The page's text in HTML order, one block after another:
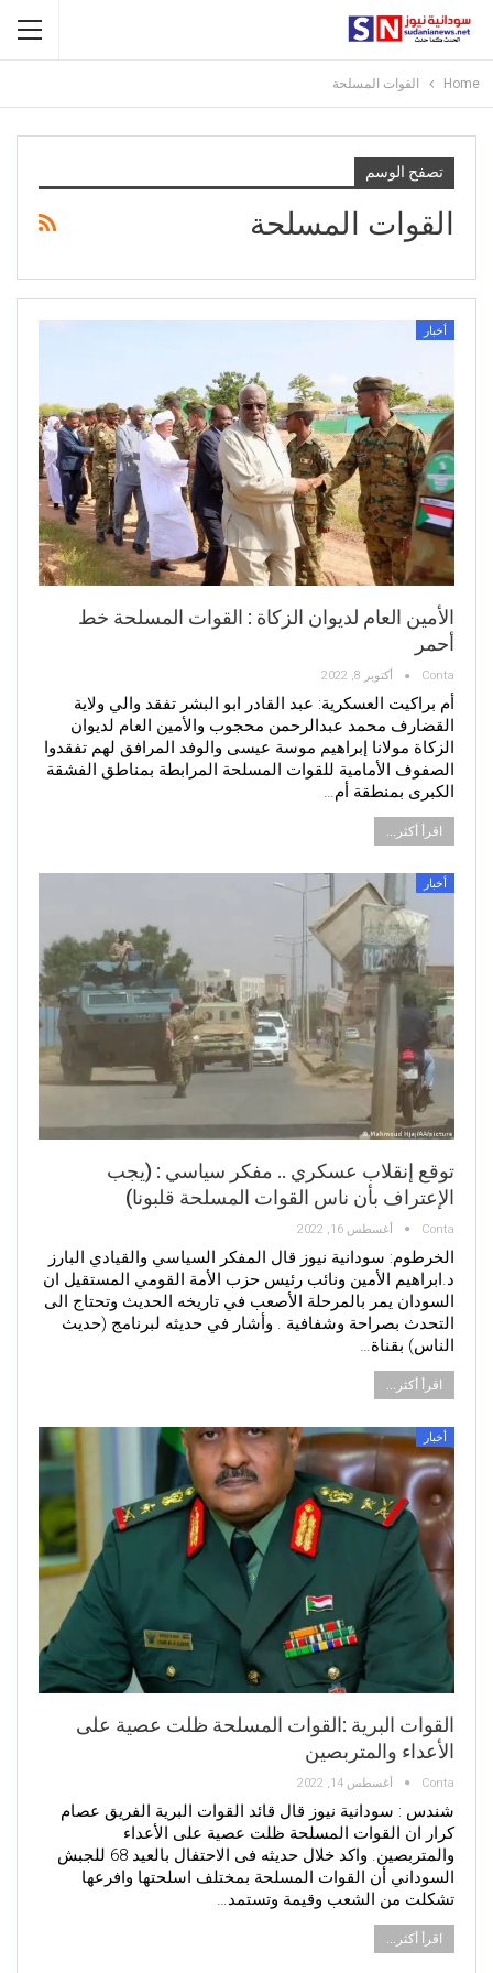
Home القوات المسلحة
تصفح الوسم
القوات المسلحة
أخبار
الأمين العام لديوان الزكاة : القوات المسلحة خط
أحمر
Conta أكتوبر 8, 2022
أم براكيت العسكرية: عبد القادر ابو البشر تفقد والي ولاية
القضارف محمد عبدالرحمن محجوب والأمين العام لديوان
الزكاة مولانا إبراهيم موسة عيسى والوفد المرافق لهم تفقدوا
الصفوف الأمامية للقوات المسلحة المرابطة بمناطق الفشقة
الكبرى بمنطقة أم…
اقرأ أكثر...
أخبار
توقع إنقلاب عسكري .. مفكر سياسي : (يجب
الإعتراف بأن ناس القوات المسلحة قلبونا)
Conta أغسطس 16, 2022
الخرطوم: سودانية نيوز قال المفكر السياسي والقيادي البارز
د.ابراهيم الأمين ونائب رئيس حزب الأمة القومي المستقيل ان
السودان يمر بالمرحلة الأصعب في تاريخه الحديث وتحتاج الى
التحدث بصراحة وشفافية . وأشار في حديثه لبرنامج (حديث
الناس) بقناة…
اقرأ أكثر...
أخبار
القوات البرية :القوات المسلحة ظلت عصية على
الأعداء والمتربصين
Conta أغسطس 14, 2022
شندس : سودانية نيوز قال قائد القوات البرية الفريق عصام
كرار ان القوات المسلحة ظلت عصية على الأعداء
والمتربصين. واكد خلال حديثه فى الاحتفال بالعيد 68 للجبش
السوداني أن القوات المسلحة بمختلف اسلحتها وافرعها
تشكلت من الشعب وقيمة وتستمد…
اقرأ أكثر...